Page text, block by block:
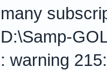
many
D:\Samp-
: warning